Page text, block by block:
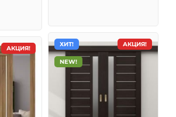
АКЦИЯ!
ХИТ!
NEW!
АКЦИЯ!